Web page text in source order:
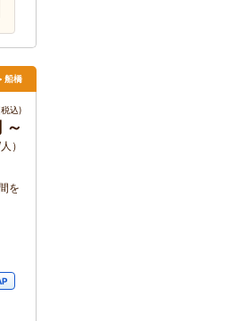
船橋
込)
～
）
を